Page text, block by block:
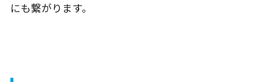
にも繋がります。